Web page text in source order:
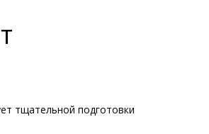
тщательной подготовки